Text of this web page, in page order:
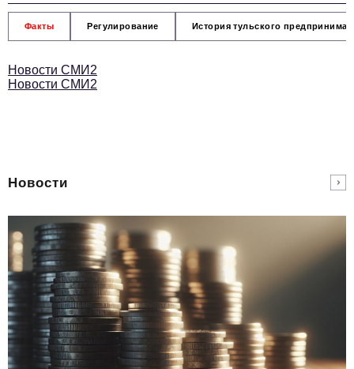
Факты Регулирование История тульского
Новости СМИ2
Новости СМИ2
Новости